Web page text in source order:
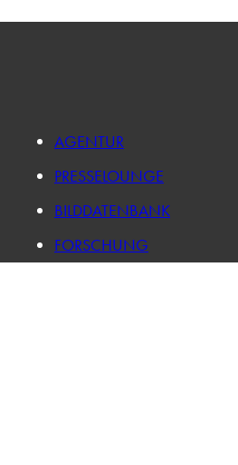
AGENTUR
PRESSELOUNGE
BILDDATENBANK
FORSCHUNG